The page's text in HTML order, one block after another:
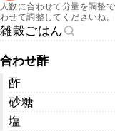
人数に合わせて分量を調整
わせて調整してくださいね。
雑穀ごはん
合わせ酢
酢
砂糖
塩